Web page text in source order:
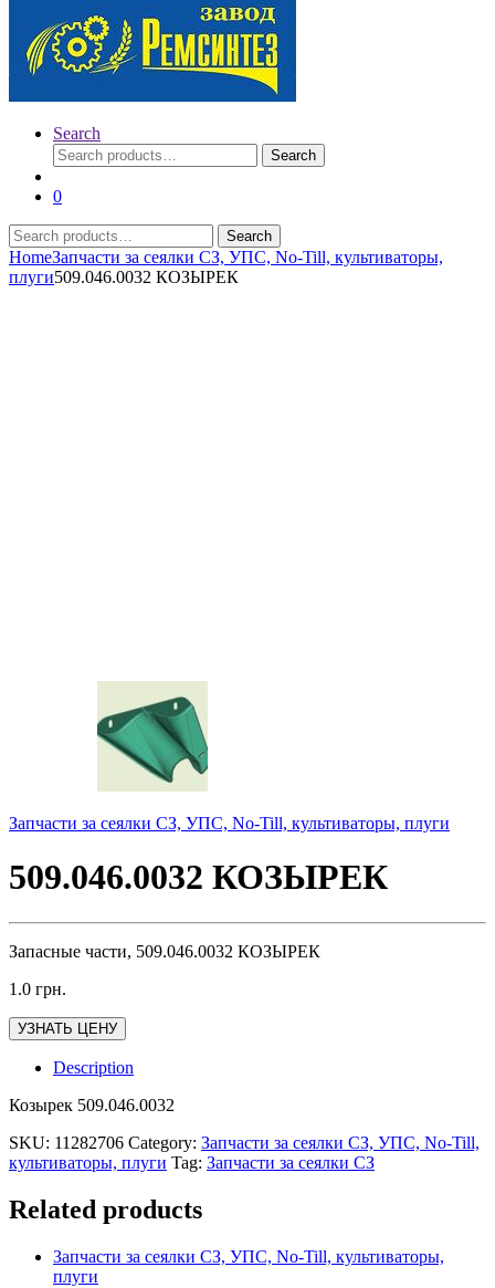
Search
Search
for:
Search
0
Search
for:
Search
HomeЗапчасти за сеялки СЗ, УПС, No-Till, культиваторы,
плуги509.046.0032 КОЗЫРЕК
Запчасти за сеялки СЗ, УПС, No-Till, культиваторы, плуги
509.046.0032 КОЗЫРЕК
Запасные части, 509.046.0032 КОЗЫРЕК
1.0 грн.
УЗНАТЬ ЦЕНУ
Description
Козырек 509.046.0032
SKU: 11282706 Category: Запчасти за сеялки СЗ, УПС, No-Till,
культиваторы, плуги Tag: Запчасти за сеялки СЗ
Related products
Запчасти за сеялки СЗ, УПС, No-Till, культиваторы,
плуги